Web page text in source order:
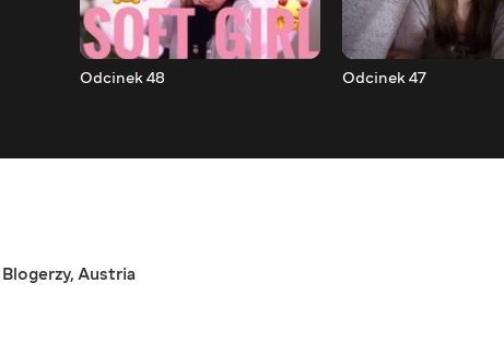
Odcinek 48 Odcinek 47
Blogerzy, Austria